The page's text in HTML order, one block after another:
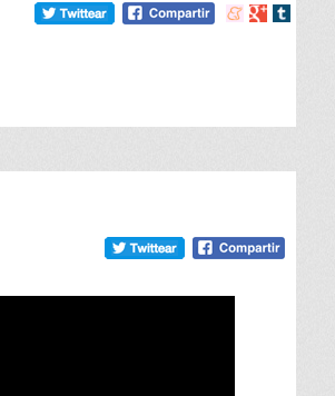
Compartir
Compartir
Compartir